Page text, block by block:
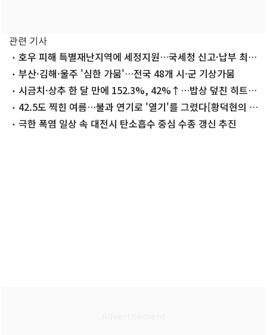
관련 기사
호우 피해 특별재난지역에 세정지원…국세청 신고·납부 최
대 2년 연장
부산·김해·울주 '심한 가뭄'…전국 48개 시·군 기상가뭄
시금치·상추 한 달 만에 152.3%, 42%↑…밥상 덮친 히트
플레이션
42.5도 찍힌 여름…불과 연기로 '열기'를 그렸다[황덕현의 기
후 한 편]
극한 폭염 일상 속 대전시 탄소흡수 중심 수종 갱신 추진